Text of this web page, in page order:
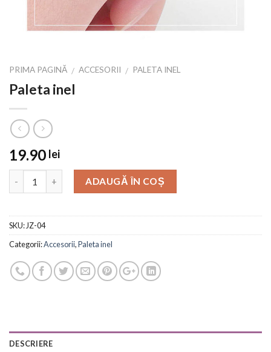
PRIMA PAGINĂ / ACCESORII / PALETA INEL
Paleta inel
19.90 lei
ADAUGĂ ÎN COȘ
SKU:JZ-04
Categorii:Accesorii,Paleta inel
DESCRIERE